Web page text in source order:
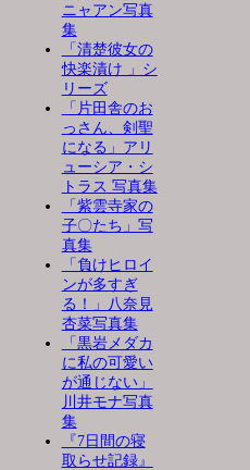
ニャアン写真
集
「清楚彼女の
快楽漬け 」シ
リーズ
「片田舎のお
っさん、剣聖
になる」アリ
ューシア・シ
トラス 写真集
「紫雲寺家の
子〇たち」写
真集
「負けヒロイ
ンが多すぎ
る！」八奈見
杏菜写真集
「黒岩メダカ
に私の可愛い
が通じない」
川井モナ写真
集
『7日間の寝
取らせ記録』